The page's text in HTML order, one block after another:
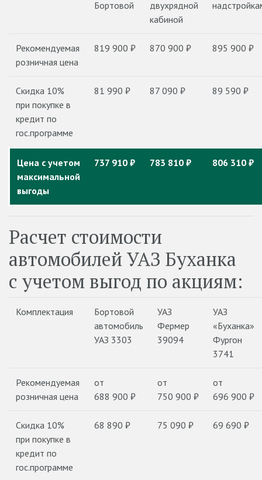
Бортовой
двухрядной
кабиной
Рекомендуемая
розничная цена
819 900 ₽ 870 900 ₽ 895 900 ₽
Скидка 10%
при покупке в
кредит по
гос.программе
81 990 ₽ 87 090 ₽ 89 590 ₽
Цена с учетом
максимальной
выгоды
737 910 ₽ 783 810 ₽ 806 310 ₽
Расчет стоимости
автомобилей УАЗ Буханка
с учетом выгод по акциям:
Комплектация
Бортовой
автомобиль
УАЗ 3303
УАЗ
Фермер
39094
УАЗ
«Буханка»
Фургон
3741
Рекомендуемая
розничная цена
от
688 900 ₽
от
750 900 ₽
от
696 900 ₽
Скидка 10%
при покупке в
кредит по
гос.программе
68 890 ₽ 75 090 ₽ 69 690 ₽